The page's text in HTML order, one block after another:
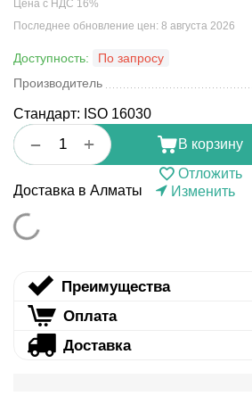
Цена с НДС 16%
Последнее обновление цен: 8 августа 2026
Доступность:
По запросу
Производитель
Стандарт: ISO 16030
+
−
В корзину
Отложить
Доставка в Алматы
Изменить
Преимущества
Оплата
Доставка